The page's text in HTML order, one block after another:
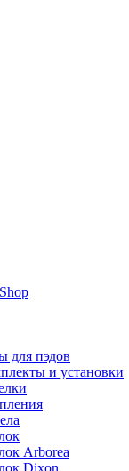
для пэдов
и установки
Arborea
Dixon